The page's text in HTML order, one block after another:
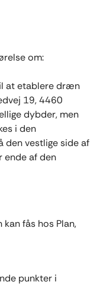
om:
at etablere dræn
19, 4460
dybder, men
i den
vestlige side af
ende af den
fås hos Plan,
punkter i